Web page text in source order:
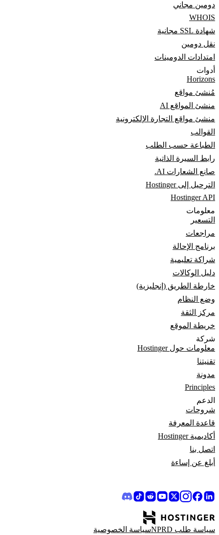
دومين مجاني
WHOIS
شهادة SSL مجانية
نقل دومين
امتدادات الدومينات
أدوات
Horizons
مُنشئ مواقع
منشئ المواقع AI
منشئ مواقع التجارة الإلكترونية
القوالب
الطباعة حسب الطلب
رابط السيرة الذاتية
صانع الشعارات AI.
الترحيل إلى Hostinger
Hostinger API
معلومات
التسعير
مراجعات
برنامج الإحالة
شراكة تعليمية
دليل الوكالات
خارطة الطريق (إنجليزية)
وضع النظام
مركز الثقة
خريطة الموقع
شركة
معلومات حول Hostinger
تقنيتنا
مدونة
Principles
الدعم
شروحات
قاعدة المعرفة
أكاديمية Hostinger
اتصل بنا
أبلغ عن إساءة
سياسة طلب NPRD
سياسة الخصوصية